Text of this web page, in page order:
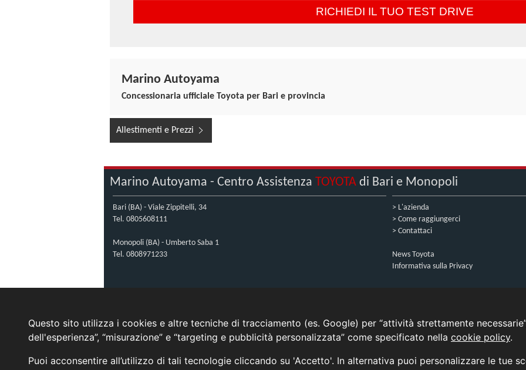
Questo sito utilizza i cookies e altre tecniche di tracciamento (es. Google) per “attività strettamente
dell'esperienza”, “misurazione” e “targeting e pubblicità personalizzata” come specificato nella cookie policy.
Puoi acconsentire all’utilizzo di tali tecnologie cliccando su 'Accetto'. In alternativa puoi personalizzare le tue
Marino Autoyama
Concessionaria ufficiale Toyota per Bari e provincia
Allestimenti e Prezzi
Marino Autoyama - Centro Assistenza TOYOTA di Bari e Monopoli
Bari (BA) - Viale Zippitelli, 34
Tel. 0805608111
Monopoli (BA) - Umberto Saba 1
Tel. 0808971233
> L'azienda
> Come raggiungerci
> Contattaci
News Toyota
Informativa sulla Privacy